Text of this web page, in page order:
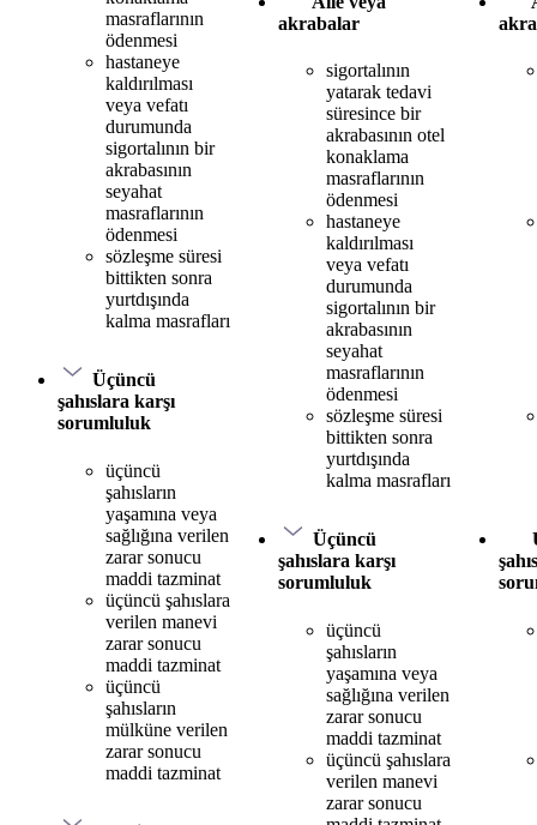
masraflarının
ödenmesi
hastaneye
kaldırılması
veya vefatı
durumunda
sigortalının bir
akrabasının
seyahat
masraflarının
ödenmesi
sözleşme süresi
bittikten sonra
yurtdışında
kalma masrafları
Üçüncü
şahıslara karşı
sorumluluk
üçüncü
şahısların
yaşamına veya
sağlığına verilen
zarar sonucu
maddi tazminat
üçüncü şahıslara
verilen manevi
zarar sonucu
maddi tazminat
üçüncü
şahısların
mülküne verilen
zarar sonucu
maddi tazminat
akrabalar
sigortalının
yatarak tedavi
süresince bir
akrabasının otel
konaklama
masraflarının
ödenmesi
hastaneye
kaldırılması
veya vefatı
durumunda
sigortalının bir
akrabasının
seyahat
masraflarının
ödenmesi
sözleşme süresi
bittikten sonra
yurtdışında
kalma masrafları
Üçüncü
şahıslara karşı
sorumluluk
üçüncü
şahısların
yaşamına veya
sağlığına verilen
zarar sonucu
maddi tazminat
üçüncü şahıslara
verilen manevi
zarar sonucu